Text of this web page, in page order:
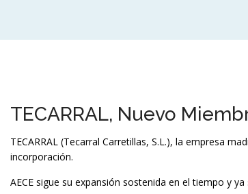
TECARRAL, Nuevo
TECARRAL (Tecarral Carretillas, S.L.), la empresa
incorporación.
AECE sigue su expansión sostenida en el tiempo y